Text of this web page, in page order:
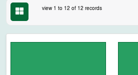
view 1 to 12 of 12 records